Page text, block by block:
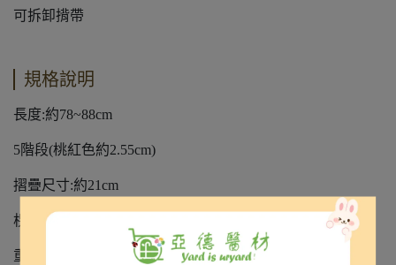
可拆卸揹帶
規格說明
長度:約78~88cm
5階段(桃紅色約2.55cm)
摺疊尺寸:約21cm
柺杖的粗細:上管/約20mm 下管/約17mm
重量:約200g